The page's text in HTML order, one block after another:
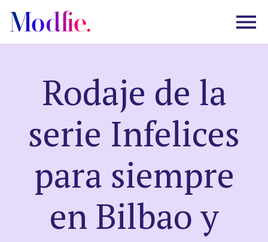
Castings
Sobre nosotros
Preguntas frecuentes
ES
Rodaje de la
serie Infelices
para siempre
en Bilbao y